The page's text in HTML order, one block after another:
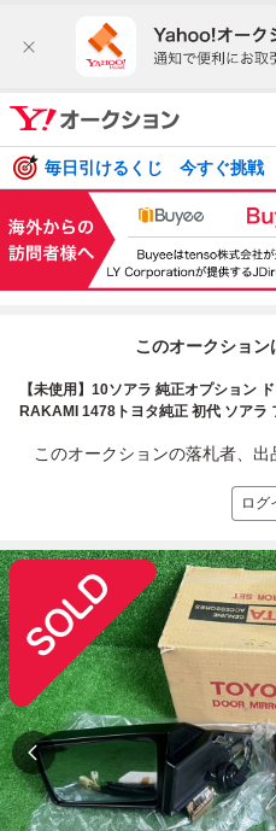
毎日引けるくじ 今すぐ挑戦
このオークショ
【未使用】10ソアラ 純正オプション
RAKAMI 1478トヨタ純正 初代 ソアラ
このオークションの落札者、出
ログ